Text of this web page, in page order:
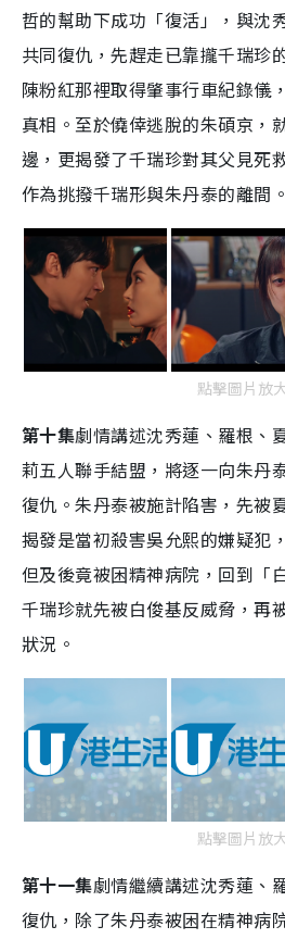
哲的幫助下成功「復活」，與沈
共同復仇，先趕走已靠攏千瑞珍
陳粉紅那裡取得肇事行車紀錄儀
真相。至於僥倖逃脫的朱碩京，
邊，更揭發了千瑞珍對其父見死
作為挑撥千瑞形與朱丹泰的離間。
點擊圖片放
第十集劇情講述沈秀蓮、羅根、
莉五人聯手結盟，將逐一向朱丹
復仇。朱丹泰被施計陷害，先被
揭發是當初殺害吳允熙的嫌疑犯
但及後竟被困精神病院，回到「
千瑞珍就先被白俊基反威脅，再
狀況。
點擊圖片放
第十一集劇情繼續講述沈秀蓮、
復仇，除了朱丹泰被困在精神病